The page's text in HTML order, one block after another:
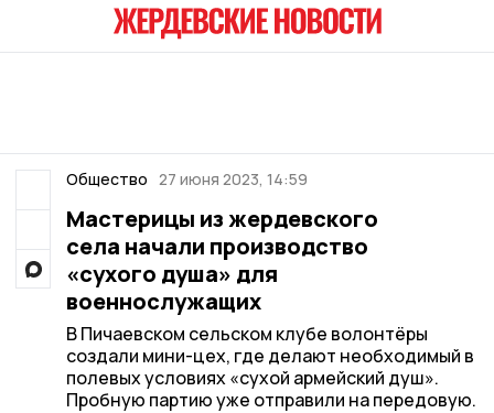
Общество 27 июня 2023, 14:59
Мастерицы из жердевского
села начали производство
«сухого душа» для
военнослужащих
В Пичаевском сельском клубе волонтёры
создали мини-цех, где делают необходимый в
полевых условиях «сухой армейский душ».
Пробную партию уже отправили на передовую.